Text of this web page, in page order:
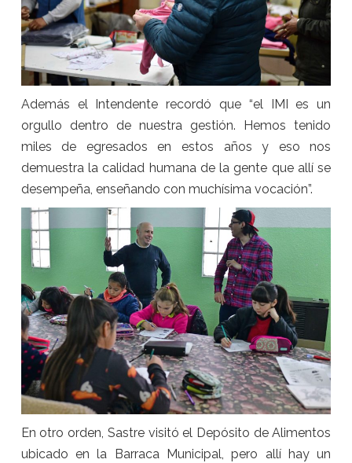
Además el Intendente recordó que “el IMI es un
orgullo dentro de nuestra gestión. Hemos tenido
miles de egresados en estos años y eso nos
demuestra la calidad humana de la gente que allí se
desempeña, enseñando con muchísima vocación”.
En otro orden, Sastre visitó el Depósito de Alimentos
ubicado en la Barraca Municipal, pero allí hay un